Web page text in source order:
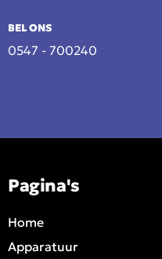
BEL ONS
0547 - 700240
Pagina's
Home
Apparatuur